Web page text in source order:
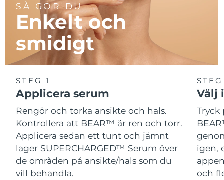
SÅ GÖR DU
Enkelt och
smidigt
STEG 1
Applicera serum
Rengör och torka ansikte och hals.
Kontrollera att BEAR™ är ren och torr.
Applicera sedan ett tunt och jämnt
lager SUPERCHARGED™ Serum över
de områden på ansikte/hals som du
vill behandla.
Välj
Tryck
igen,
och